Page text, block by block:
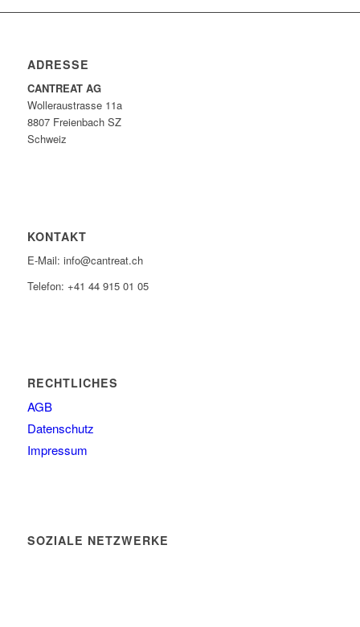
ADRESSE
CANTREAT AG
Wolleraustrasse 11a
8807 Freienbach SZ
Schweiz
KONTAKT
E-Mail: info@cantreat.ch
Telefon: +41 44 915 01 05
RECHTLICHES
AGB
Datenschutz
Impressum
SOZIALE NETZWERKE